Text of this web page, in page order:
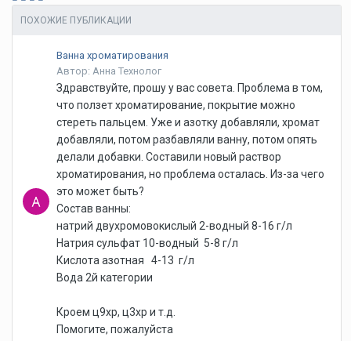
ПОХОЖИЕ ПУБЛИКАЦИИ
Ванна хроматирования
Автор: Анна Технолог
Здравствуйте, прошу у вас совета. Проблема в том,
что ползет хроматирование, покрытие можно
стереть пальцем. Уже и азотку добавляли, хромат
добавляли, потом разбавляли ванну, потом опять
делали добавки. Составили новый раствор
хроматирования, но проблема осталась. Из-за чего
это может быть?
Состав ванны:
натрий двухромовокислый 2-водный 8-16 г/л
Натрия сульфат 10-водный 5-8 г/л
Кислота азотная 4-13 г/л
Вода 2й категории
Кроем ц9хр, ц3хр и т.д.
Помогите, пожалуйста